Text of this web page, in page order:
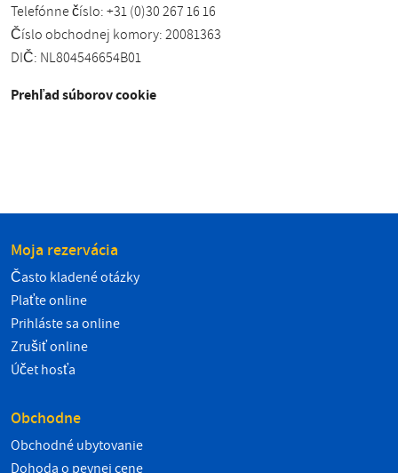
Telefónne číslo: +31 (0)30 267 16 16
Číslo obchodnej komory: 20081363
DIČ: NL804546654B01
Prehľad súborov cookie
Moja rezervácia
Často kladené otázky
Plaťte online
Prihláste sa online
Zrušiť online
Účet hosťa
Obchodne
Obchodné ubytovanie
Dohoda o pevnej cene